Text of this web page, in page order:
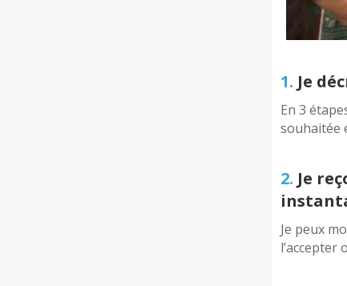
1. Je
En 3
souhaitée
2. Je
Je peux
l’accepter